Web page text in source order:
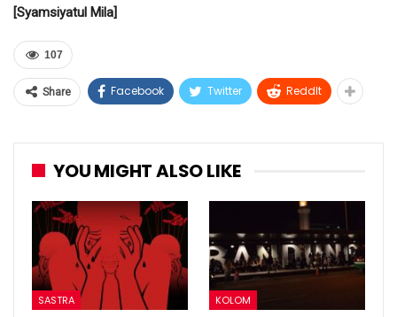
[Syamsiyatul Mila]
107
Share Facebook Twitter ReddIt
YOU MIGHT ALSO LIKE
SASTRA KOLOM